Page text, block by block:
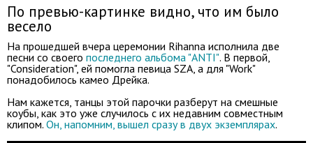
По превью-картинке видно, что им было
весело
На прошедшей вчера церемонии Rihanna исполнила две
песни со своего последнего альбома "ANTI". В первой,
"Consideration", ей помогла певица SZA, а для "Work"
понадобилось камео Дрейка.
Нам кажется, танцы этой парочки разберут на смешные
коубы, как это уже случилось с их недавним совместным
клипом. Он, напомним, вышел сразу в двух экземплярах.